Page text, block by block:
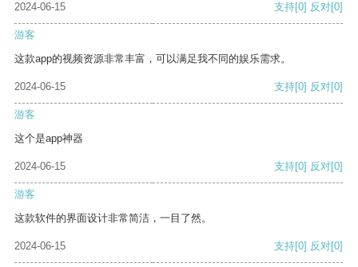
2024-06-15 支持[0] 反对[0]
游客
这款app的视频资源非常丰富，可以满足我不同的娱乐需求。
2024-06-15 支持[0] 反对[0]
游客
这个是app神器
2024-06-15 支持[0] 反对[0]
游客
这款软件的界面设计非常简洁，一目了然。
2024-06-15 支持[0] 反对[0]